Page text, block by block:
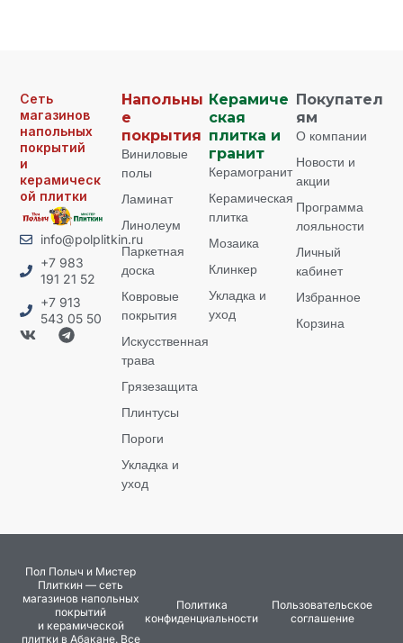
Сеть
магазинов
напольных
покрытий
и
керамическ
ой плитки
info@polplitkin.ru
+7 983
191 21 52
+7 913
543 05 50
Напольны
е
покрытия
Виниловые
полы
Ламинат
Линолеум
Паркетная
доска
Ковровые
покрытия
Искусственная
трава
Грязезащита
Плинтусы
Пороги
Укладка и
уход
Керамиче
ская
плитка и
гранит
Керамогранит
Керамическая
плитка
Мозаика
Клинкер
Укладка и
уход
Покупател
ям
О компании
Новости и
акции
Программа
лояльности
Личный
кабинет
Избранное
Корзина
Пол Полыч и Мистер
Плиткин — сеть
магазинов напольных
покрытий
и керамической
плитки в Абакане. Все
Политика
конфиденциальности
Пользовательское
соглашение